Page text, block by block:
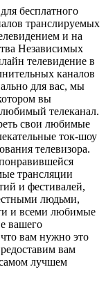
бесплатного
транслируемых
и на
Независимых
телевидение в
каналов
для вас, мы
вы
телеканал.
свои любимые
ток-шоу
телевизора.
трансляции
и фестивалей,
людьми,
и всеми любимые
вашего
вам нужно это
вам
лучшем